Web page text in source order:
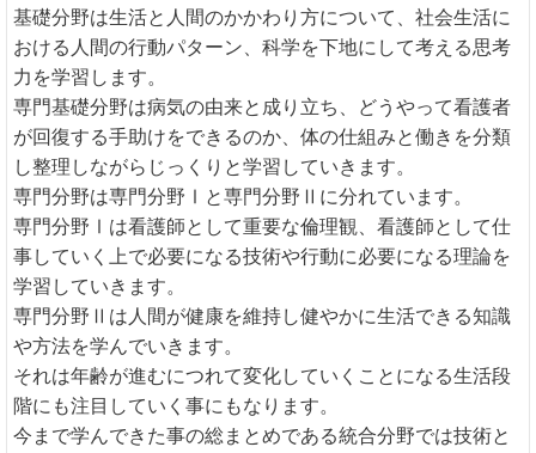
基礎分野は生活と人間のかかわり方について、社会生活に
おける人間の行動パターン、科学を下地にして考える思考
力を学習します。
専門基礎分野は病気の由来と成り立ち、どうやって看護者
が回復する手助けをできるのか、体の仕組みと働きを分類
し整理しながらじっくりと学習していきます。
専門分野は専門分野Ⅰと専門分野Ⅱに分れています。
専門分野Ⅰは看護師として重要な倫理観、看護師として仕
事していく上で必要になる技術や行動に必要になる理論を
学習していきます。
専門分野Ⅱは人間が健康を維持し健やかに生活できる知識
や方法を学んでいきます。
それは年齢が進むにつれて変化していくことになる生活段
階にも注目していく事にもなります。
今まで学んできた事の総まとめである統合分野では技術と